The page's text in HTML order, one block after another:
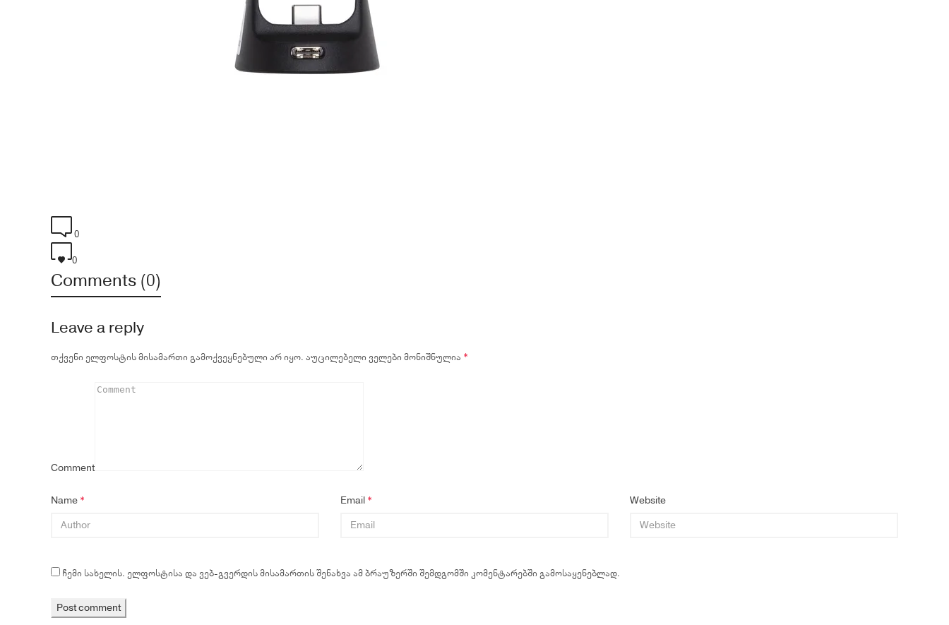
0
0
Comments (0)
Leave a reply
თქვენი ელფოსტის მისამართი გამოქვეყნებული არ იყო. აუცილებელი ველები მონიშნულია *
Comment
Name * Email * Website
ჩემი სახელის. ელფოსტისა და ვებ-გვერდის მისამართის შენახვა ამ ბრაუზერში შემდგომში კომენტარებში გამოსაყენებლად.